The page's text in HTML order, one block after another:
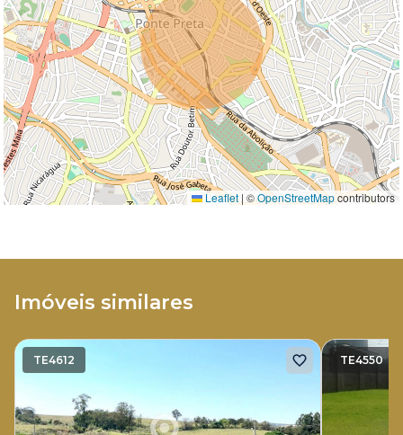
Leaflet | ©OpenStreetMapcontributors
Imóveis similares
TE4612 TE4550